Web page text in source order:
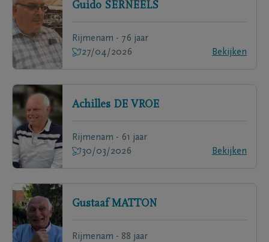
Guido SERNEELS
Rijmenam - 76 jaar
27/04/2026
Bekijken
Achilles DE VROE
Rijmenam - 61 jaar
30/03/2026
Bekijken
Gustaaf MATTON
Rijmenam - 88 jaar